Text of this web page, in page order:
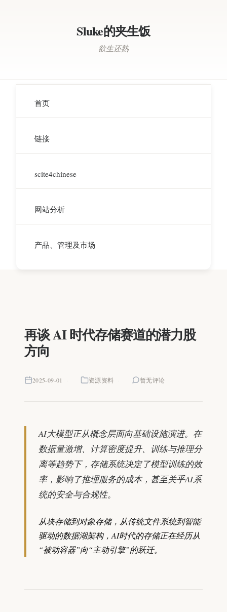
Sluke的夹生饭
欲生还熟
首页
链接
scite4chinese
网站分析
产品、管理及市场
再谈 AI 时代存储赛道的潜力股
方向
2025-09-01 资源资料 暂无评论
AI大模型正从概念层面向基础设施演进。在
数据量激增、计算密度提升、训练与推理分
离等趋势下，存储系统决定了模型训练的效
率，影响了推理服务的成本，甚至关乎AI系
统的安全与合规性。
从块存储到对象存储，从传统文件系统到智能
驱动的数据湖架构，AI时代的存储正在经历从
“被动容器”向“主动引擎”的跃迁。